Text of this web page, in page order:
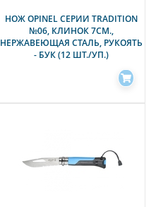
НОЖ OPINEL СЕРИИ TRADITION
№06, КЛИНОК 7СМ.,
НЕРЖАВЕЮЩАЯ СТАЛЬ, РУКОЯТЬ
- БУК (12 ШТ./УП.)